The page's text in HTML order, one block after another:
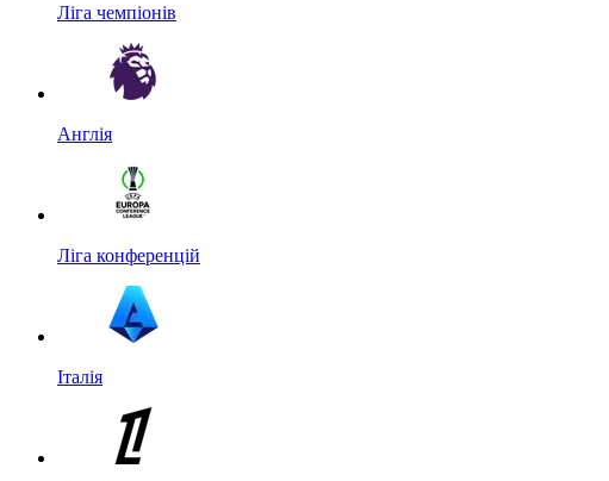
Ліга чемпіонів
Англія
Ліга конференцій
Італія